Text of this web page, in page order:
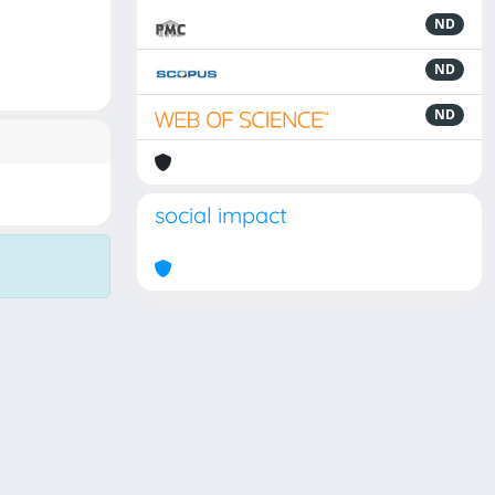
ND
ND
ND
social impact